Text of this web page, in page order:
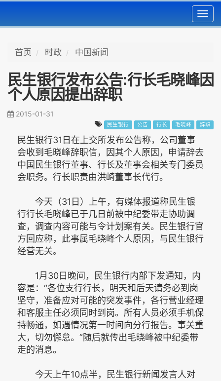
首页 时政 中国新闻
民生银行发布公告:行长毛晓峰因
个人原因提出辞职
2015-01-31
民生银行 公告 行长 毛晓峰 辞职
民生银行31日在上交所发布公告称，公司董事
会收到毛晓峰辞职信，因其个人原因，申请辞去
中国民生银行董事、行长及董事会相关专门委员
会职务。行长职责由洪崎董事长代行。
今天（31日）上午，有媒体报道称民生银
行行长毛晓峰已于几日前被中纪委带走协助调
查，调查内容可能与令计划案有关。民生银行官
方回应称，此事属毛晓峰个人原因，与民生银行
经营无关。
1月30日晚间，民生银行内部下发通知，内
容是：“各位支行行长，明天和后天请务必到岗
坚守，准备应对可能的突发事件，各行营业经理
和客服主任必须同时到岗。所有人员必须手机保
持畅通，如遇情况第一时间向分行报告。事关重
大，切勿懈怠。”随后就传出毛晓峰被中纪委带
走的消息。
今天上午10点半，民生银行新闻发言人对